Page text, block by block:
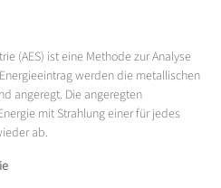
(AES) ist eine Methode zur Analyse
werden die metallischen
angeregt. Die angeregten
mit Strahlung einer für jedes
ab.